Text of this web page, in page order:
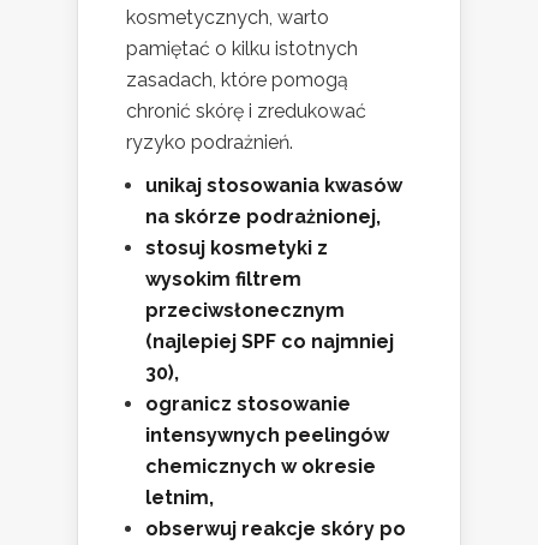
kosmetycznych, warto
pamiętać o kilku istotnych
zasadach, które pomogą
chronić skórę i zredukować
ryzyko podrażnień.
unikaj stosowania kwasów
na skórze podrażnionej,
stosuj kosmetyki z
wysokim filtrem
przeciwsłonecznym
(najlepiej SPF co najmniej
30),
ogranicz stosowanie
intensywnych peelingów
chemicznych w okresie
letnim,
obserwuj reakcje skóry po